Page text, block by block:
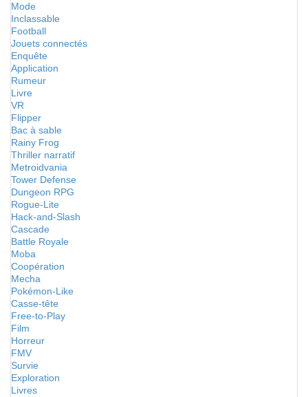
Mode
Inclassable
Football
Jouets connectés
Enquête
Application
Rumeur
Livre
VR
Flipper
Bac à sable
Rainy Frog
Thriller narratif
Metroidvania
Tower Defense
Dungeon RPG
Rogue-Lite
Hack-and-Slash
Cascade
Battle Royale
Moba
Coopération
Mecha
Pokémon-Like
Casse-tête
Free-to-Play
Film
Horreur
FMV
Survie
Exploration
Livres